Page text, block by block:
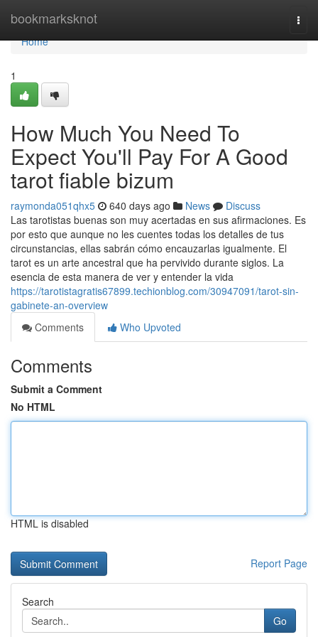
bookmarksknot
Home
Home
1
How Much You Need To
Expect You'll Pay For A Good
tarot fiable bizum
raymonda051qhx5 640 days ago News
Discuss
Las tarotistas buenas son muy acertadas en sus afirmaciones. Es
por esto que aunque no les cuentes todas los detalles de tus
circunstancias, ellas sabrán cómo encauzarlas igualmente. El
tarot es un arte ancestral que ha pervivido durante siglos. La
esencia de esta manera de ver y entender la vida
https://tarotistagratis67899.techionblog.com/30947091/tarot-sin-
gabinete-an-overview
Comments
Who Upvoted
Comments
Submit a Comment
No HTML
HTML is disabled
Report Page
Search
Go